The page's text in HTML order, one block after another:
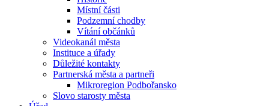
Místní části
Podzemní chodby
Vítání občánků
Videokanál města
Instituce a úřady
Důležité kontakty
Partnerská města a partneři
Mikroregion Podbořansko
Slovo starosty města